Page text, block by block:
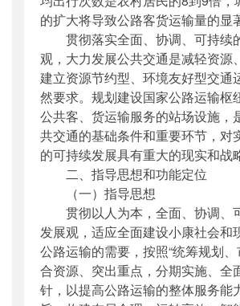
的扩大将导致公路客货运输量的显
贯彻落实全面、协调、可持续
观，大力发展公共交通是减轻资源
建立资源节约型、环境友好型交通
然要求。规划建设国家公路运输枢
公共客、货运输服务的站场设施，
共交通的基础条件和重要环节，对
的可持续发展具有重大的现实和战
二、指导思想和功能定位
（一）指导思想
贯彻以人为本，全面、协调、
发展观，适应全面建设小康社会和
公路运输的需要，按照“统筹规划
合资源、突出重点，分期实施、全
针，以提高公路运输的整体服务能